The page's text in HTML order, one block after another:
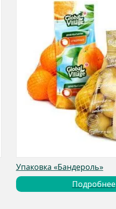
Упаковка «Бандероль»
Подробнее